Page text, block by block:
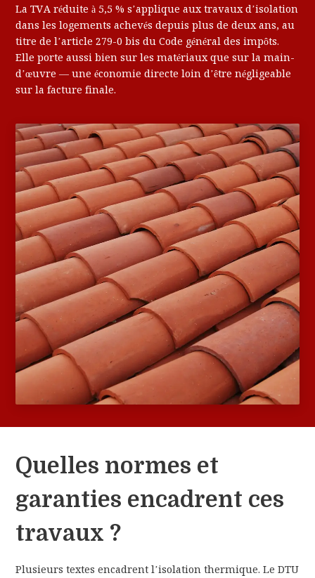
La TVA réduite à 5,5 % s’applique aux travaux d’isolation
dans les logements achevés depuis plus de deux ans, au
titre de l’article 279-0 bis du Code général des impôts.
Elle porte aussi bien sur les matériaux que sur la main-
d’œuvre — une économie directe loin d’être négligeable
sur la facture finale.
Quelles normes et
garanties encadrent ces
travaux ?
Plusieurs textes encadrent l’isolation thermique. Le DTU